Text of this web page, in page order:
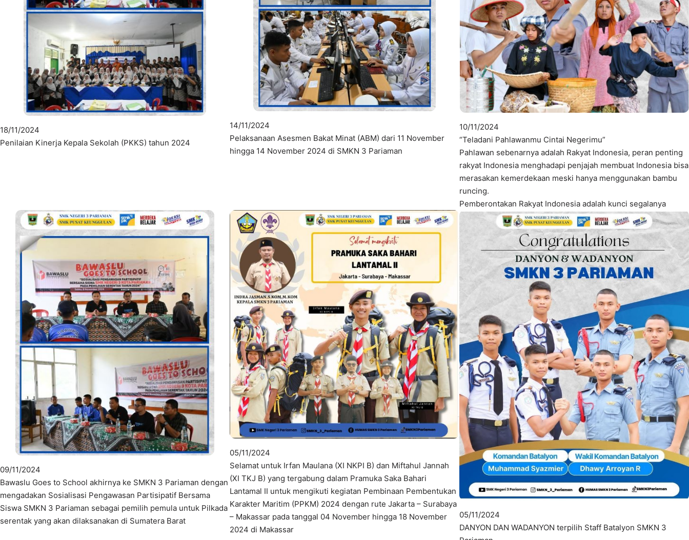
18/11/2024
Penilaian Kinerja Kepala Sekolah (PKKS) tahun 2024
14/11/2024
Pelaksanaan Asesmen Bakat Minat (ABM) dari 11 November
hingga 14 November 2024 di SMKN 3 Pariaman
10/11/2024
“Teladani Pahlawanmu Cintai Negerimu”
Pahlawan sebenarnya adalah Rakyat Indonesia, peran penting
rakyat Indonesia menghadapi penjajah membuat Indonesia bisa
merasakan kemerdekaan meski hanya menggunakan bambu
runcing.
Pemberontakan Rakyat Indonesia adalah kunci segalanya
09/11/2024
Bawaslu Goes to School akhirnya ke SMKN 3 Pariaman dengan
mengadakan Sosialisasi Pengawasan Partisipatif Bersama
Siswa SMKN 3 Pariaman sebagai pemilih pemula untuk Pilkada
serentak yang akan dilaksanakan di Sumatera Barat
05/11/2024
Selamat untuk Irfan Maulana (XI NKPI B) dan Miftahul Jannah
(XI TKJ B) yang tergabung dalam Pramuka Saka Bahari
Lantamal II untuk mengikuti kegiatan Pembinaan Pembentukan
Karakter Maritim (PPKM) 2024 dengan rute Jakarta – Surabaya
– Makassar pada tanggal 04 November hingga 18 November
2024 di Makassar
05/11/2024
DANYON DAN WADANYON terpilih Staff Batalyon SMKN 3